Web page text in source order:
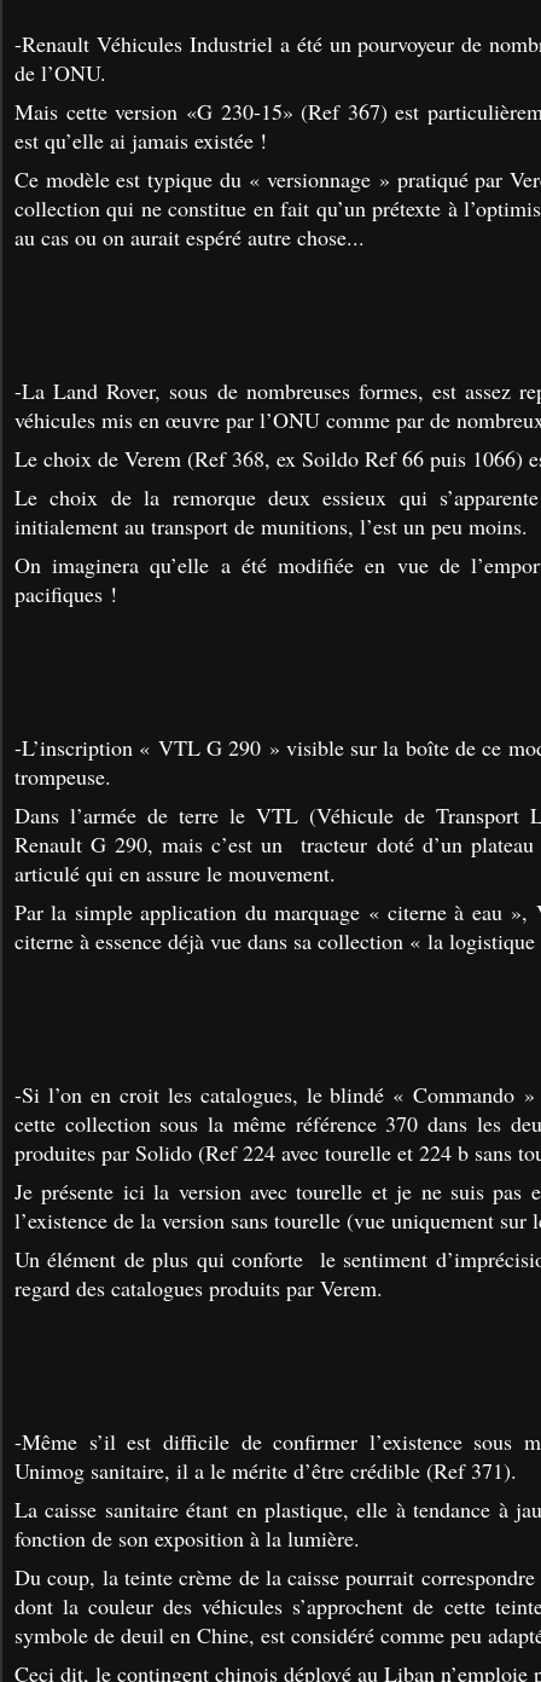
-Renault Véhicules Industriel a été un pourvoyeur de
de l’ONU.
Mais cette version «G 230-15» (Ref 367) est
est qu’elle ai jamais existée !
Ce modèle est typique du « versionnage » pratiqué par
collection qui ne constitue en fait qu’un prétexte à
au cas ou on aurait espéré autre chose...
-La Land Rover, sous de nombreuses formes, est assez
véhicules mis en œuvre par l’ONU comme par de
Le choix de Verem (Ref 368, ex Soildo Ref 66 puis 1066)
Le choix de la remorque deux essieux qui
initialement au transport de munitions, l’est un peu moins.
On imaginera qu’elle a été modifiée en vue de
pacifiques !
-L’inscription « VTL G 290 » visible sur la boîte de ce
trompeuse.
Dans l’armée de terre le VTL (Véhicule de Transport
Renault G 290, mais c’est un tracteur doté d’un plateau
articulé qui en assure le mouvement.
Par la simple application du marquage « citerne à eau »,
citerne à essence déjà vue dans sa collection « la
-Si l’on en croit les catalogues, le blindé « Commando
cette collection sous la même référence 370 dans les
produites par Solido (Ref 224 avec tourelle et 224 b sans
Je présente ici la version avec tourelle et je ne suis pas
l’existence de la version sans tourelle (vue uniquement sur
Un élément de plus qui conforte le sentiment
regard des catalogues produits par Verem.
-Même s’il est difficile de confirmer l’existence sous
Unimog sanitaire, il a le mérite d’être crédible (Ref 371).
La caisse sanitaire étant en plastique, elle à tendance à
fonction de son exposition à la lumière.
Du coup, la teinte crème de la caisse pourrait
dont la couleur des véhicules s’approchent de cette
symbole de deuil en Chine, est considéré comme peu
Ceci dit, le contingent chinois déployé au Liban n’emploie